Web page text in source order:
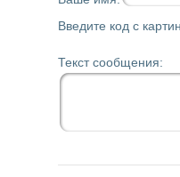
Введите код с
Текст сообщения: